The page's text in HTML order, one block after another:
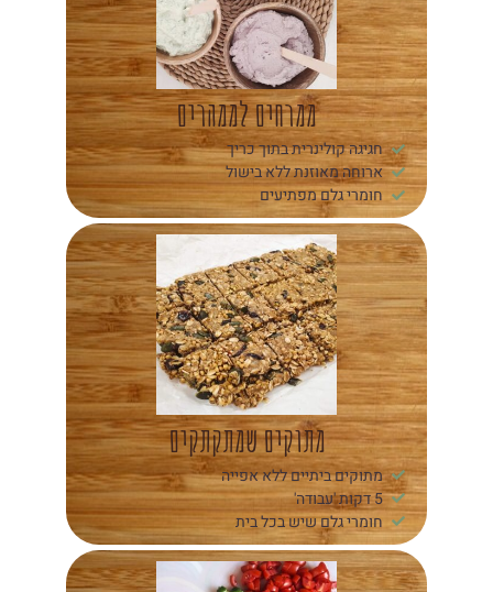
ממרחים לממהרים
חגיגה קולינרית בתוך כריך
ארוחה מאוזנת ללא בישול
חומרי גלם מפתיעים
מתוקים שמתקתקים
מתוקים ביתיים ללא אפייה
5 דקות 'עבודה'
חומרי גלם שיש בכל בית